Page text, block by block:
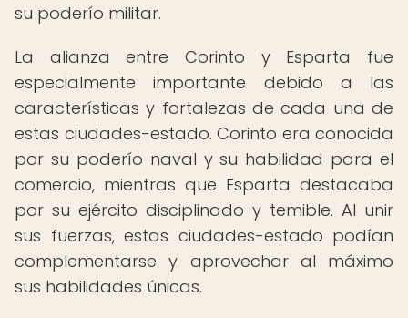
su poderío militar.
La alianza entre Corinto y Esparta fue
especialmente importante debido a las
características y fortalezas de cada una de
estas ciudades-estado. Corinto era conocida
por su poderío naval y su habilidad para el
comercio, mientras que Esparta destacaba
por su ejército disciplinado y temible. Al unir
sus fuerzas, estas ciudades-estado podían
complementarse y aprovechar al máximo
sus habilidades únicas.